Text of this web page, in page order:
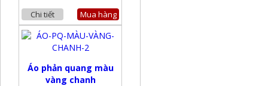
Chi tiết Mua hàng
Áo phản quang màu
vàng chanh